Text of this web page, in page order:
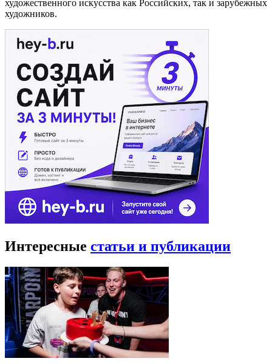
художественного искусства как Российских, так и зарубежных
художников.
Интересные статьи и публикации